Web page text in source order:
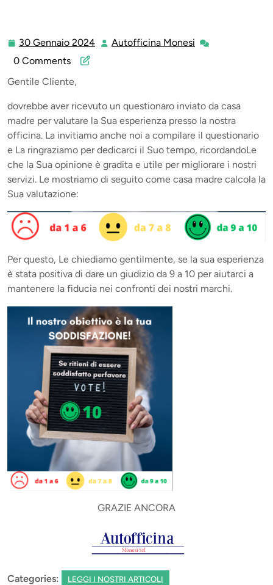
30 Gennaio 2024 30 Autofficina Monesi Autofficina
0 Comments
Gentile Cliente,
dovrebbe aver ricevuto un questionaro inviato da casa
madre per valutare la Sua esperienza presso la nostra
officina. La invitiamo anche noi a compilare il questionario
e La ringraziamo per dedicarci il Suo tempo, ricordandoLe
che la Sua opinione è gradita e utile per migliorare i nostri
servizi. Le mostriamo di seguito come casa madre calcola la
Sua valutazione:
Per questo, Le chiediamo gentilmente, se la sua esperienza
è stata positiva di dare un giudizio da 9 a 10 per aiutarci a
mantenere la fiducia nei confronti dei nostri marchi.
GRAZIE ANCORA
Categories: LEGGI I NOSTRI ARTICOLI